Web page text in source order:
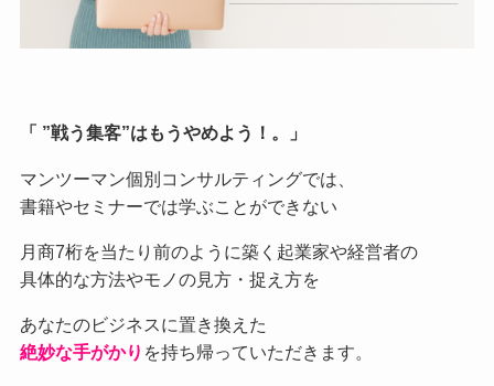
「 ”戦う集客”はもうやめよう！。」
マンツーマン個別コンサルティングでは、
書籍やセミナーでは学ぶことができない
月商7桁を当たり前のように築く起業家や経営者の
具体的な方法やモノの見方・捉え方を
あなたのビジネスに置き換えた
絶妙な手がかり を持ち帰っていただきます。